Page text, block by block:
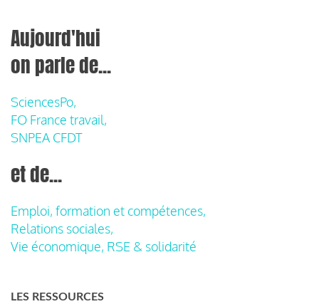
Aujourd'hui
on parle de...
SciencesPo,
FO France travail,
SNPEA CFDT
et de...
Emploi, formation et compétences,
Relations sociales,
Vie économique, RSE & solidarité
LES RESSOURCES